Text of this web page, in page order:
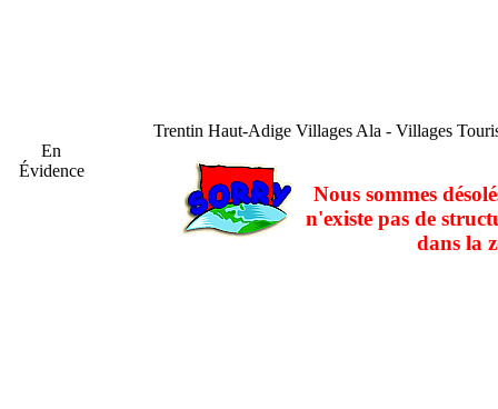
En
Évidence
Trentin Haut-Adige Villages Ala - Villages
Nous sommes
n'existe pas de
dans la